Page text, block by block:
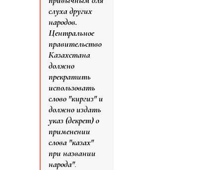
слуха других
народов.
Центральное
правительство
Казахстана
должно
прекратить
использовать
слово "киргиз" и
должно издать
указ (декрет) о
применении
слова "казах"
при названии
народа".